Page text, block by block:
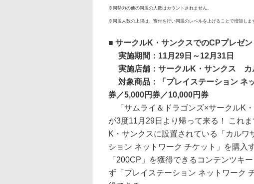
※同勢力の他の同盟の人数はカウントされません。
※同盟人数の上限は、寄付を行い同盟のレベルを上げることで増加しま
■ サークルK・サンクスでのCPプレゼン
実施期間：11月29日～12月31日
実施店舗：サークルK・サンクス カ
対象商品：「プレイステーション ネ
券／5,000円券／10,000円券
「サムライ＆ドラゴンズ×サークルK
が3度11月29日より帰って来る！ これ
K・サンクスに設置されている「カル
ション ネットワーク チケット」を購入
「200CP」を獲得できるコンテンツキ
ず「プレイステーション ネットワーク